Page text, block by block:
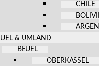
CHILE
& UMLAND
BEUEL
OBERKASSEL